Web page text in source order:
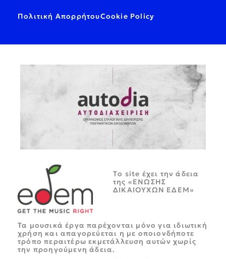
Πολιτική ΑπορρήτουCookie Policy
Tο site έχει την άδεια
της «ΕΝΩΣΗΣ
ΔΙΚΑΙΟΥΧΩΝ ΕΔΕΜ»
Τα μουσικά έργα παρέχονται μόνο για ιδιωτική
χρήση και απαγορεύεται η με οποιονδήποτε
τρόπο περαιτέρω εκμετάλλευση αυτών χωρίς
την προηγούμενη άδεια.